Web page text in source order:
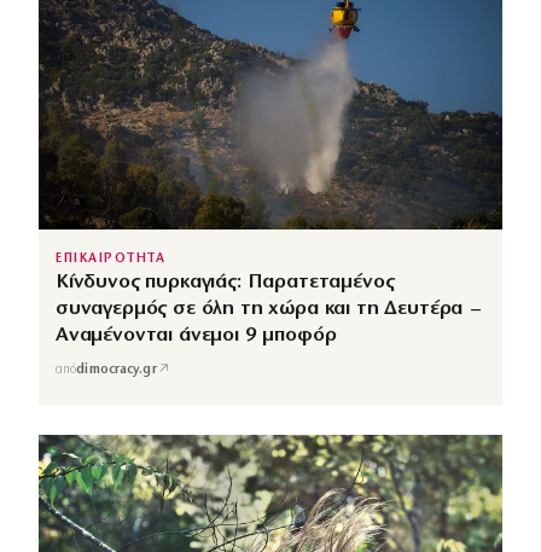
ΕΠΙΚΑΙΡΟΤΗΤΑ
Κίνδυνος πυρκαγιάς: Παρατεταμένος
συναγερμός σε όλη τη χώρα και τη Δευτέρα –
Αναμένονται άνεμοι 9 μποφόρ
απόdimocracy.gr↗